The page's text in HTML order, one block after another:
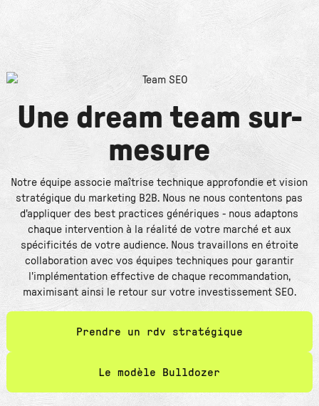
Une dream team sur-
mesure
Notre équipe associe maîtrise technique approfondie et vision
stratégique du marketing B2B. Nous ne nous contentons pas
d'appliquer des best practices génériques - nous adaptons
chaque intervention à la réalité de votre marché et aux
spécificités de votre audience. Nous travaillons en étroite
collaboration avec vos équipes techniques pour garantir
l'implémentation effective de chaque recommandation,
maximisant ainsi le retour sur votre investissement SEO.
Prendre un rdv stratégique
Le modèle Bulldozer